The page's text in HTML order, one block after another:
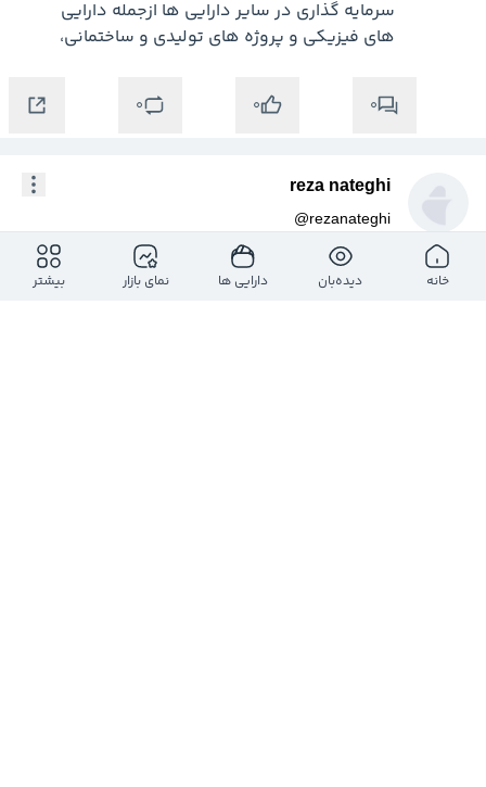
های فیزیکی و پروژه های تولیدی و ساختمانی،
0
0
0
reza nateghi
@rezanateghi
خانه دیده‌بان دارایی ها نمای بازار بیشتر